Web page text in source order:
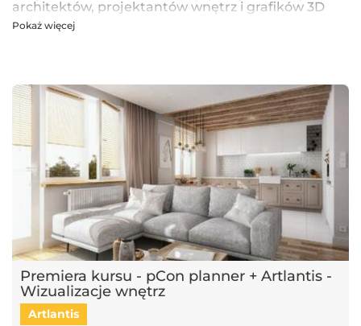
architektów, projektantów wnętrz i grafików 3D
Na blogu CG Wisdom znajdziesz praktyczne porady, inspiracje oraz
które pomagają tworzyć profesjonalne i fotorealistyczne wizualizacje.
Dowiesz się również, jak sztuczna inteligencja zmienia pracę
projektantów, jakie są najlepsze praktyki w renderingu oraz jak
optymalizować proces projektowy. Śledź nasz blog, aby pozostać na
bieżąco z technologią i rozwijać swoje umiejętności w projektowaniu
przestrzeni i wizualizacji 3D!
Pokaż więcej
Premiera kursu - pCon planner + Artlantis -
Wizualizacje wnętrz
Artlantis